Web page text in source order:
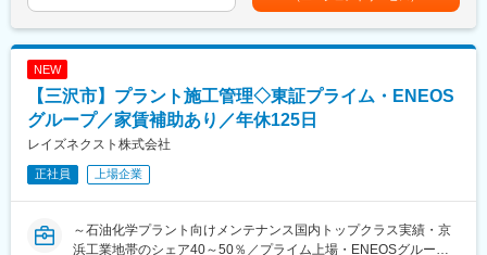
社で抱えることが多く、プロジェクトを一気通貫で円滑に、柔軟
なかった」「軽微な変更も時間がかかる」といった業界特有の問
・穏やかでフラットな社風
当社の特徴は「チームの和を重んじて働く」「穏やかな」社員が
多いことです。入社後にまずその社風に(いい意味で)驚く社員がた
変更の範囲：会社の定める業務
＜空調設備事業＞
半導体や食品、医薬品などの製造に欠かすことのできないクリー
ンルーム分野は、高い技術と実績を誇っています。
います。
人の暮らしや産業化にとって必要不可欠な「水」。
は固定手当を含めた表記です。
NEW
【三沢市】プラント施工管理◇東証プライム・ENEOS
グループ／家賃補助あり／年休125日
レイズネクスト株式会社
正社員 上場企業
～石油化学プラント向けメンテナンス国内トップクラス実績・京
浜工業地帯のシェア40～50％／プライム上場・ENEOSグループ